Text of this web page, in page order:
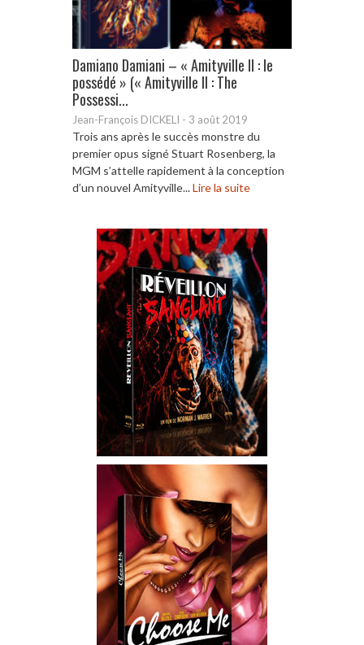
Damiano Damiani – « Amityville II : le
possédé » (« Amityville II : The
Possessi...
Jean-François DICKELI - 3 août 2019
Trois ans après le succès monstre du
premier opus signé Stuart Rosenberg, la
MGM s’attelle rapidement à la conception
d’un nouvel Amityville...Lire la suite